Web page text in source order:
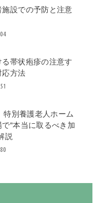
設での予防と注意
帯状疱疹の注意す
応方法
特別養護老人ホーム
“本当に取るべき加
説